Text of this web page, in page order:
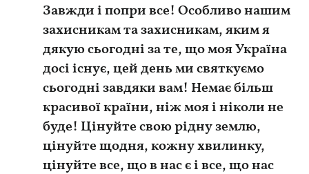
Завжди і попри все! Особливо нашим
захисникам та захисникам, яким я
дякую сьогодні за те, що моя Україна
досі існує, цей день ми святкуємо
сьогодні завдяки вам! Немає більш
красивої країни, ніж моя і ніколи не
буде! Цінуйте свою рідну землю,
цінуйте щодня, кожну хвилинку,
цінуйте все, що в нас є і все, що нас